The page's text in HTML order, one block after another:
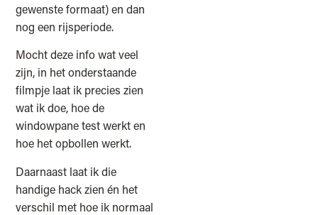
gewenste formaat) en dan
nog een rijsperiode.
Mocht deze info wat veel
zijn, in het onderstaande
filmpje laat ik precies zien
wat ik doe, hoe de
windowpane test werkt en
hoe het opbollen werkt.
Daarnaast laat ik die
handige hack zien én het
verschil met hoe ik normaal